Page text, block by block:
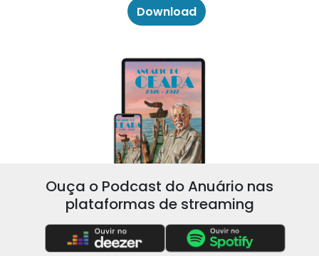
Download
Ouça o Podcast do Anuário nas
plataformas de streaming